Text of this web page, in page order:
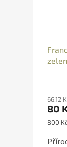
je
5,0
5
66,12
80
Měrná
800